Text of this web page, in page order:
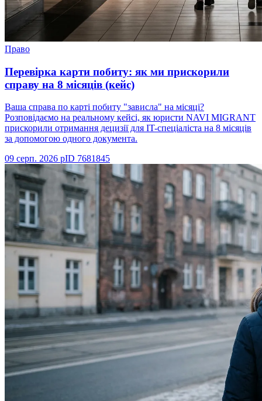
Право
Перевірка карти побиту: як ми прискорили
справу на 8 місяців (кейс)
Ваша справа по карті побиту "зависла" на місяці?
Розповідаємо на реальному кейсі, як юристи NAVI MIGRANT
прискорили отримання децизії для IT-спеціаліста на 8 місяців
за допомогою одного документа.
09 серп. 2026 рID 7681845